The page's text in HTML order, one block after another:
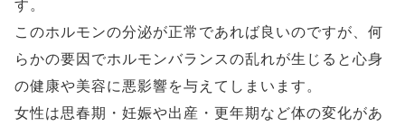
す。
このホルモンの分泌が正常であれば良いのですが、何
らかの要因でホルモンバランスの乱れが生じると心身
の健康や美容に悪影響を与えてしまいます。
女性は思春期・妊娠や出産・更年期など体の変化があ